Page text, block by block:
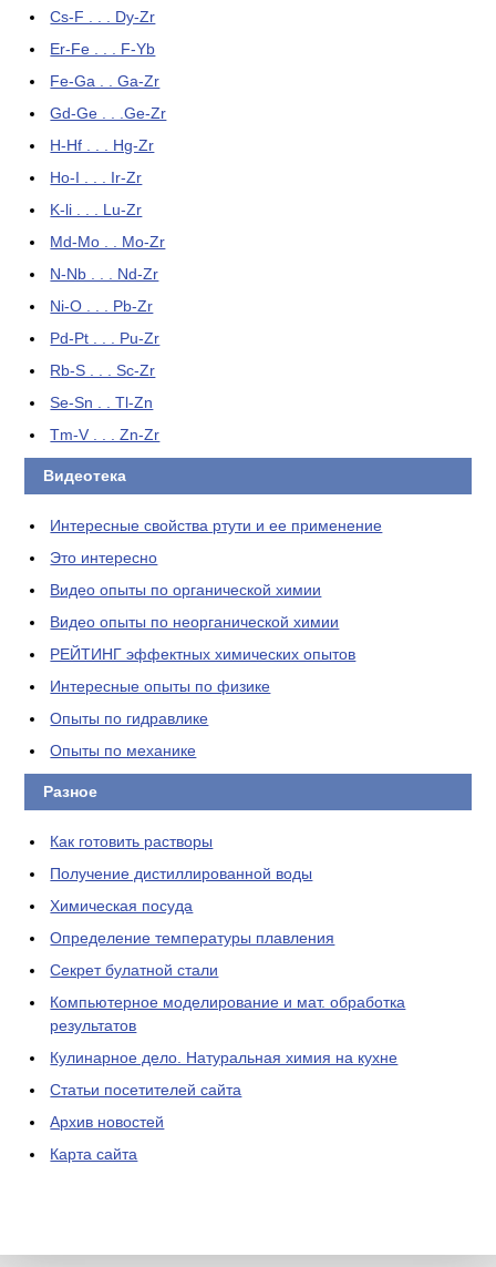
Cs-F . . . Dy-Zr
Er-Fe . . . F-Yb
Fe-Ga . . Ga-Zr
Gd-Ge . . .Ge-Zr
H-Hf . . . Hg-Zr
Ho-I . . . Ir-Zr
K-li . . . Lu-Zr
Md-Mo . . Mo-Zr
N-Nb . . . Nd-Zr
Ni-O . . . Pb-Zr
Pd-Pt . . . Pu-Zr
Rb-S . . . Sc-Zr
Se-Sn . . Tl-Zn
Tm-V . . . Zn-Zr
Видеотека
Интересные свойства ртути и ее применение
Это интересно
Видео опыты по органической химии
Видео опыты по неорганической химии
РЕЙТИНГ эффектных химических опытов
Интересные опыты по физике
Опыты по гидравлике
Опыты по механике
Разное
Как готовить растворы
Получение дистиллированной воды
Химическая посуда
Определение температуры плавления
Секрет булатной стали
Компьютерное моделирование и мат. обработка
результатов
Кулинарное дело. Натуральная химия на кухне
Статьи посетителей сайта
Архив новостей
Карта сайта